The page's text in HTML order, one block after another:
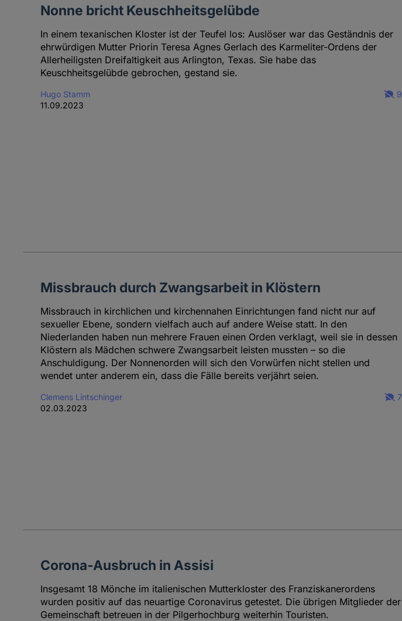
Nonne bricht Keuschheitsgelübde
In einem texanischen Kloster ist der Teufel los: Auslöser war das Geständnis der
ehrwürdigen Mutter Priorin Teresa Agnes Gerlach des Karmeliter-Ordens der
Allerheiligsten Dreifaltigkeit aus Arlington, Texas. Sie habe das
Keuschheitsgelübde gebrochen, gestand sie.
Hugo Stamm
11.09.2023
9
Missbrauch durch Zwangsarbeit in Klöstern
Missbrauch in kirchlichen und kirchennahen Einrichtungen fand nicht nur auf
sexueller Ebene, sondern vielfach auch auf andere Weise statt. In den
Niederlanden haben nun mehrere Frauen einen Orden verklagt, weil sie in dessen
Klöstern als Mädchen schwere Zwangsarbeit leisten mussten – so die
Anschuldigung. Der Nonnenorden will sich den Vorwürfen nicht stellen und
wendet unter anderem ein, dass die Fälle bereits verjährt seien.
Clemens Lintschinger
02.03.2023
7
Corona-Ausbruch in Assisi
Insgesamt 18 Mönche im italienischen Mutterkloster des Franziskanerordens
wurden positiv auf das neuartige Coronavirus getestet. Die übrigen Mitglieder der
Gemeinschaft betreuen in der Pilgerhochburg weiterhin Touristen.